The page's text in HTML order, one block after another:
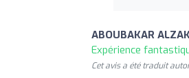
ABOUBAKAR
Expérience
Cet avis a été traduit